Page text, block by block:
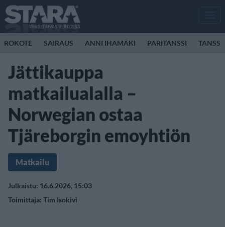
ROKOTE SAIRAUS ANNI IHAMÄKI PARITANSSI TANSSI
Jättikauppa
matkailualalla –
Norwegian ostaa
Tjäreborgin emoyhtiön
Matkailu
Julkaistu: 16.6.2026, 15:03
Toimittaja: Tim Isokivi